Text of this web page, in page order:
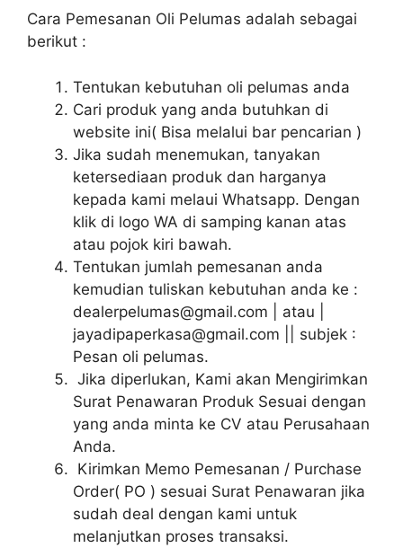
Cara Pemesanan Oli Pelumas adalah sebagai
berikut :
Tentukan kebutuhan oli pelumas anda
Cari produk yang anda butuhkan di
website ini( Bisa melalui bar pencarian )
Jika sudah menemukan, tanyakan
ketersediaan produk dan harganya
kepada kami melaui Whatsapp. Dengan
klik di logo WA di samping kanan atas
atau pojok kiri bawah.
Tentukan jumlah pemesanan anda
kemudian tuliskan kebutuhan anda ke :
dealerpelumas@gmail.com | atau |
jayadipaperkasa@gmail.com || subjek :
Pesan oli pelumas.
Jika diperlukan, Kami akan Mengirimkan
Surat Penawaran Produk Sesuai dengan
yang anda minta ke CV atau Perusahaan
Anda.
Kirimkan Memo Pemesanan / Purchase
Order( PO ) sesuai Surat Penawaran jika
sudah deal dengan kami untuk
melanjutkan proses transaksi.